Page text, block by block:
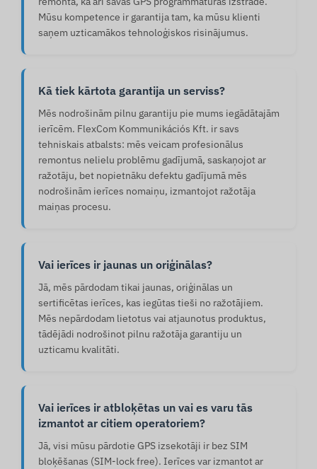
Mūsu kompetence ir garantija tam, ka mūsu klienti
saņem uzticamākos tehnoloģiskos risinājumus.
Kā tiek kārtota garantija un serviss?
Mēs nodrošinām pilnu garantiju pie mums iegādātajām
ierīcēm. FlexCom Kommunikációs Kft. ir savs
tehniskais atbalsts: mēs veicam profesionālus
remontus nelielu problēmu gadījumā, saskaņojot ar
ražotāju, bet nopietnāku defektu gadījumā mēs
nodrošinām ierīces nomaiņu, izmantojot ražotāja
maiņas procesu.
Vai ierīces ir jaunas un oriģinālas?
Jā, mēs pārdodam tikai jaunas, oriģinālas un
sertificētas ierīces, kas iegūtas tieši no ražotājiem.
Mēs nepārdodam lietotus vai atjaunotus produktus,
tādējādi nodrošinot pilnu ražotāja garantiju un
uzticamu kvalitāti.
Vai ierīces ir atbloķētas un vai es varu tās
izmantot ar citiem operatoriem?
Jā, visi mūsu pārdotie GPS izsekotāji ir bez SIM
bloķēšanas (SIM-lock free). Ierīces var izmantot ar